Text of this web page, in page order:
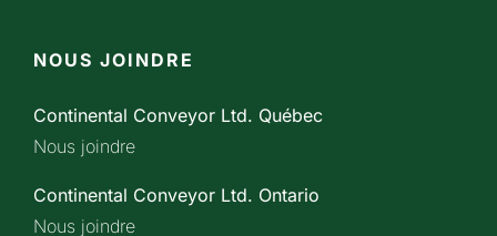
NOUS JOINDRE
Continental Conveyor Ltd. Québec
Nous joindre
Continental Conveyor Ltd. Ontario
Nous joindre